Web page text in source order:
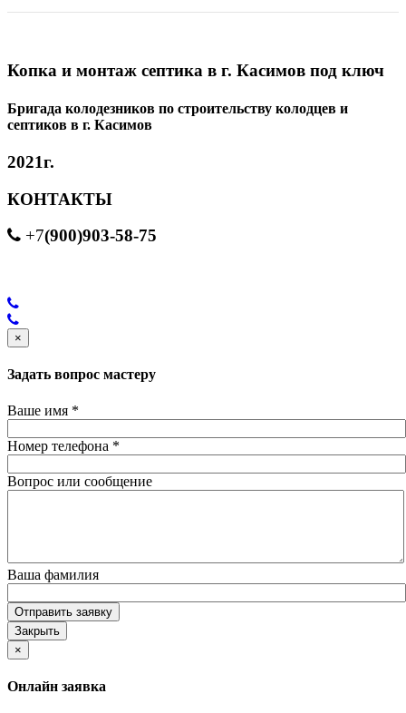
Копка и монтаж септика в г. Касимов под ключ
Бригада колодезников по строительству колодцев и
септиков в г. Касимов
2021г.
КОНТАКТЫ
+7(900)903-58-75
×
Задать вопрос мастеру
Ваше имя *
Номер телефона *
Вопрос или сообщение
Ваша фамилия
Отправить заявку
Закрыть
×
Онлайн заявка